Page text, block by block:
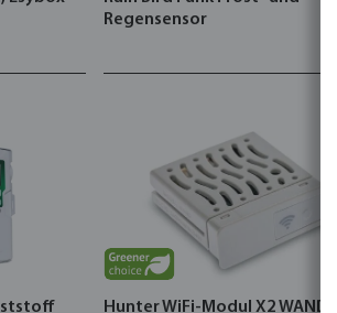
Regensensor
Hunter WiFi-Modul X2 WAND